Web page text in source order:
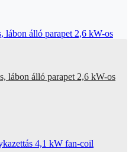
lábon álló parapet 2,6 kW-os